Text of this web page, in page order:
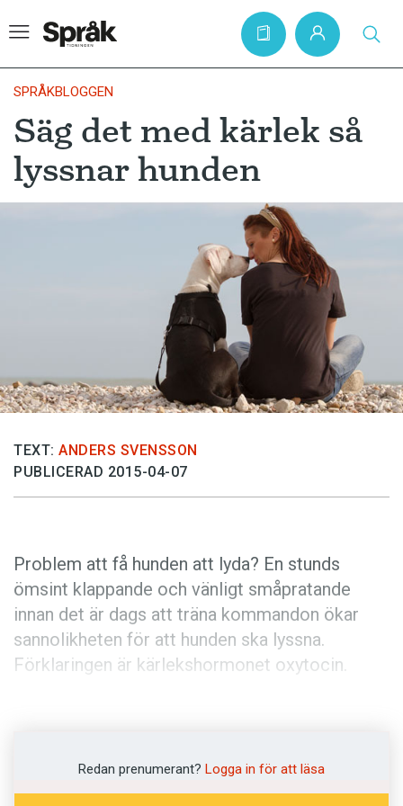
Hem
Artiklar
Podden
Anmäl till språkpolisen
Föreslå nyord
Annonsera
Press
SPRÅKBLOGGEN
Säg det med kärlek så
lyssnar hunden
TEXT: ANDERS SVENSSON
PUBLICERAD 2015-04-07
Problem att få hunden att lyda? En stunds
ömsint klappande och vänligt småpratande
innan det är dags att träna kommandon ökar
sannolikheten för att hunden ska lyssna.
Förklaringen är kärlekshormonet oxytocin.
kallas ibland kärlekshormon eftersom
oxytocinutsöndringen främjas av bland annat
Redan prenumerant? Logga in för att läsa